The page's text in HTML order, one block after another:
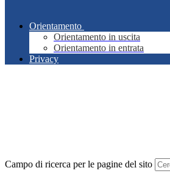
Orientamento
Orientamento in uscita
Orientamento in entrata
Privacy
Campo di ricerca per le pagine del sito